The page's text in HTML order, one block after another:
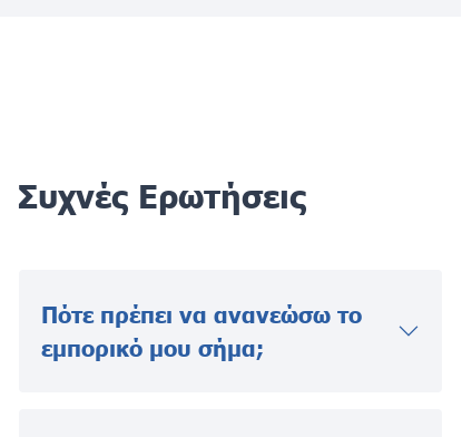
Συχνές Ερωτήσεις
Πότε πρέπει να ανανεώσω το
εμπορικό μου σήμα;